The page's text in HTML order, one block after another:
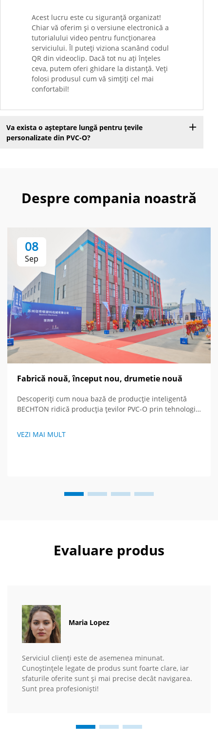
Acest lucru este cu siguranță organizat!
Chiar vă oferim și o versiune electronică a
tutorialului video pentru funcționarea
serviciului. Îl puteți viziona scanând codul
QR din videoclip. Dacă tot nu ați înțeles
ceva, putem oferi ghidare la distanță. Veți
folosi produsul cum vă simțiți cel mai
confortabil!
Va exista o așteptare lungă pentru țevile
personalizate din PVC-O?
Despre compania noastră
08
Sep
Fabrică nouă, început nou, drumetie nouă
Descoperiți cum noua bază de producție inteligentă
BECHTON ridică producția țevilor PVC-O prin tehnologie
VEZI MAI MULT
Evaluare produs
Maria Lopez
Serviciul clienți este de asemenea minunat.
Cunoștințele legate de produs sunt foarte clare, iar
sfaturile oferite sunt și mai precise decât navigarea.
Sunt prea profesioniști!